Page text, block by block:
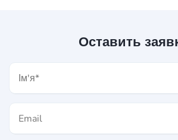
Оставить